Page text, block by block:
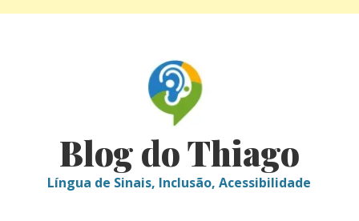
Blog do Thiago
Língua de Sinais, Inclusão, Acessibilidade